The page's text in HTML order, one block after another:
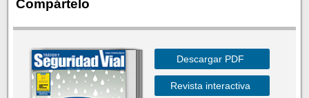
Compártelo
Descargar PDF
Revista interactiva